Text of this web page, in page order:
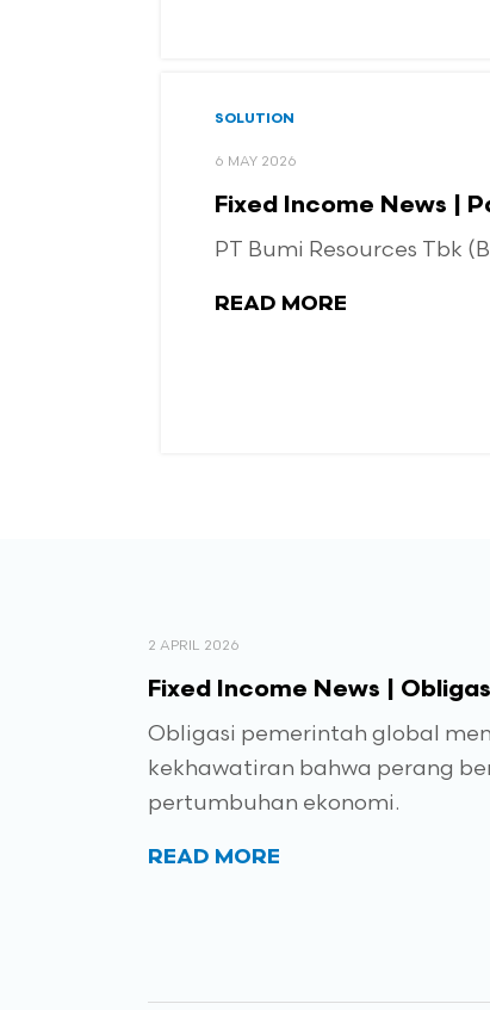
SOLUTION
6 MAY 2026
Fixed Income News |
PT Bumi Resources Tbk
READ MORE
2 APRIL 2026
Fixed Income News |
Obligasi pemerintah global
kekhawatiran bahwa perang
pertumbuhan ekonomi.
READ MORE